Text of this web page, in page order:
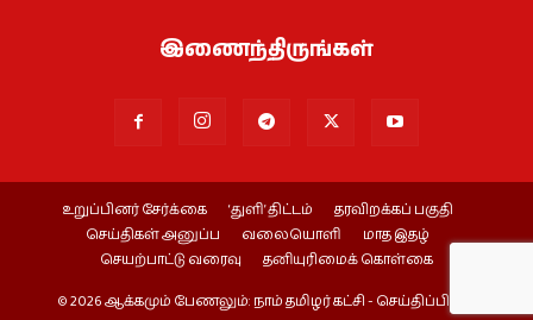
இணைந்திருங்கள்
உறுப்பினர் சேர்க்கை ‘துளி’ திட்டம்
தரவிறக்கப் பகுதி
செய்திகள் அனுப்ப
வலையொளி
மாத இதழ்
செயற்பாட்டு வரைவு
தனியுரிமைக் கொள்கை
© 2026 ஆக்கமும் பேணலும்: நாம் தமிழர் கட்சி - செய்திப்பிரிவு